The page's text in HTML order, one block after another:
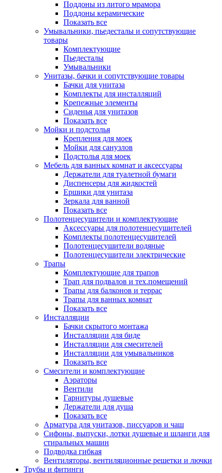
Поддоны из литого мрамора
Поддоны керамические
Показать все
Умывальники, пьедесталы и сопутствующие
товары
Комплектующие
Пьедесталы
Умывальники
Унитазы, бачки и сопутствующие товары
Бачки для унитаза
Комплекты для инсталляций
Крепежные элементы
Сиденья для унитазов
Показать все
Мойки и подстолья
Крепления для моек
Мойки для санузлов
Подстолья для моек
Мебель для ванных комнат и аксессуары
Держатели для туалетной бумаги
Диспенсеры для жидкостей
Ершики для унитаза
Зеркала для ванной
Показать все
Полотенцесушители и комплектующие
Аксессуары для полотенцесушителей
Комплекты полотенцесушителей
Полотенцесушители водяные
Полотенцесушители электрические
Трапы
Комплектующие для трапов
Трап для подвалов и тех.помещений
Трапы для балконов и террас
Трапы для ванных комнат
Показать все
Инсталляции
Бачки скрытого монтажа
Инсталляции для биде
Инсталляции для смесителей
Инсталляции для умывальников
Показать все
Смесители и комплектующие
Аэраторы
Вентили
Гарнитуры душевые
Держатели для душа
Показать все
Арматура для унитазов, писсуаров и чаш
Сифоны, выпуски, лотки душевые и шланги для
стиральных машин
Подводка гибкая
Вентиляторы, вентиляционные решетки и лючки
Трубы и фитинги